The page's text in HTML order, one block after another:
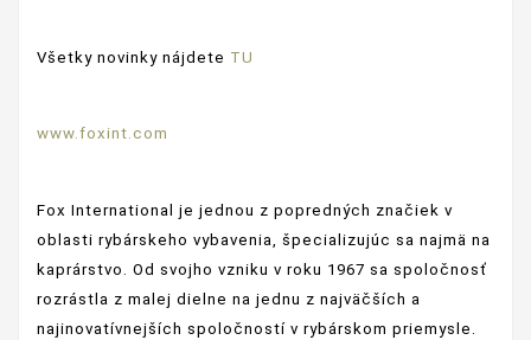
Všetky novinky nájdete TU
www.foxint.com
Fox International je jednou z popredných značiek v
oblasti rybárskeho vybavenia, špecializujúc sa najmä na
kaprárstvo. Od svojho vzniku v roku 1967 sa spoločnosť
rozrástla z malej dielne na jednu z najväčších a
najinovatívnejších spoločností v rybárskom priemysle.